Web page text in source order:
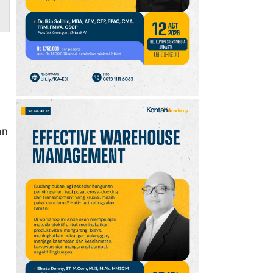
10 Intip Prakiraan Cuaca
Sumsel Kamis (6/8):
Hujan Ringan
Mendominasi, Siapkan
Payung!